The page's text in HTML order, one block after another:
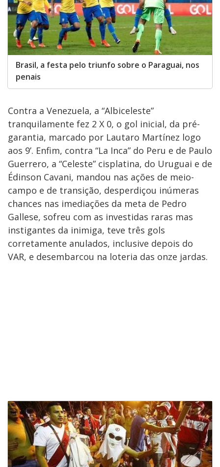
Brasil, a festa pelo triunfo sobre o Paraguai, nos
penais
Contra a Venezuela, a “Albiceleste”
tranquilamente fez 2 X 0, o gol inicial, da pré-
garantia, marcado por Lautaro Martínez logo
aos 9’. Enfim, contra “La Inca” do Peru e de Paulo
Guerrero, a “Celeste” cisplatina, do Uruguai e de
Édinson Cavani, mandou nas ações de meio-
campo e de transição, desperdiçou inúmeras
chances nas imediações da meta de Pedro
Gallese, sofreu com as investidas raras mas
instigantes da inimiga, teve três gols
corretamente anulados, inclusive depois do
VAR, e desembarcou na loteria das onze jardas.